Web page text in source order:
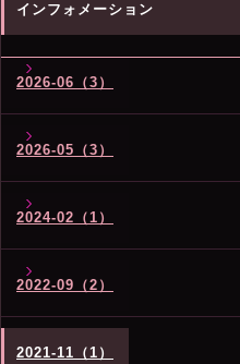
インフォメーション
2026-06（3）
2026-05（3）
2024-02（1）
2022-09（2）
2021-11（1）